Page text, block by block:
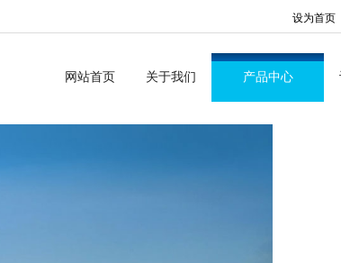
设为首页
网站首页 关于我们 产品中心